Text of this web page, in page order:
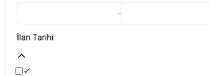
İlan Tarihi